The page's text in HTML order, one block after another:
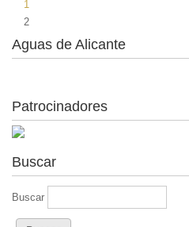
1
2
Aguas de Alicante
Patrocinadores
Buscar
Buscar